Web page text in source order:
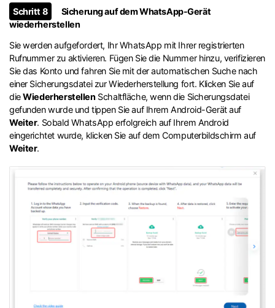
Schritt 8
Sicherung auf dem WhatsApp-Gerät
wiederherstellen
Sie werden aufgefordert, Ihr WhatsApp mit Ihrer registrierten
Rufnummer zu aktivieren. Fügen Sie die Nummer hinzu, verifizieren
Sie das Konto und fahren Sie mit der automatischen Suche nach
einer Sicherungsdatei zur Wiederherstellung fort. Klicken Sie auf
dieWiederherstellen Schaltfläche, wenn die Sicherungsdatei
gefunden wurde und tippen Sie auf Ihrem Android-Gerät auf
Weiter. Sobald WhatsApp erfolgreich auf Ihrem Android
eingerichtet wurde, klicken Sie auf dem Computerbildschirm auf
Weiter.